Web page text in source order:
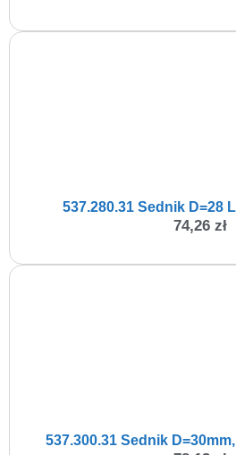
537.280.31 Sednik D=28
74,26 zł
537.300.31 Sednik